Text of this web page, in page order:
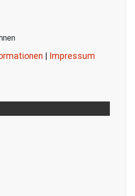
Impressum